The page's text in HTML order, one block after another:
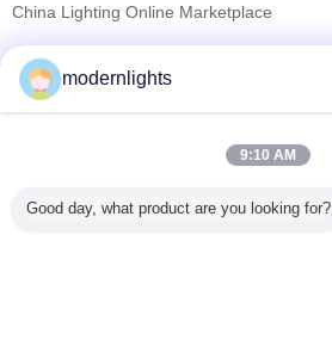
China Lighting Online Marketplace
Trust Seal
Verified Suplier
جميع المنتجات
modernlights
9:10 AM
Good day, what product are you looking for?